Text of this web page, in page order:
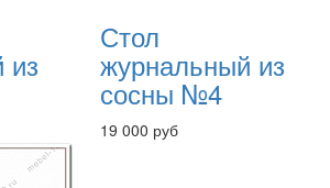
из
Стол
журнальный из
сосны №4
19 000 руб